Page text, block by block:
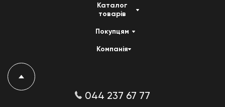
Каталог
товарів
Покупцям
Компанія
044 237 67 77